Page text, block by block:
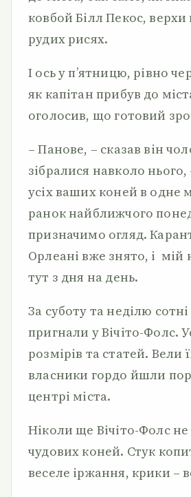
ковбой Білл Пекос,
рудих рисях.
І ось у п’ятницю, рівно
як капітан прибув до
оголосив, що готовий
– Панове, – сказав він
зібралися навколо нього,
усіх ваших коней в одне
ранок найближчого
призначимо огляд.
Орлеані вже знято, і мій
тут з дня на день.
За суботу та неділю
пригнали у Вічіто-Фолс.
розмірів та статей. Вели
власники гордо йшли
центрі міста.
Ніколи ще Вічіто-Фолс не
чудових коней. Стук
веселе іржання, крики –